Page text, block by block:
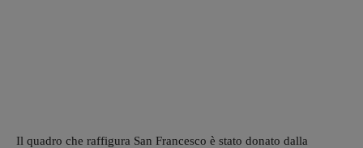
Il quadro che raffigura San Francesco è stato donato dalla